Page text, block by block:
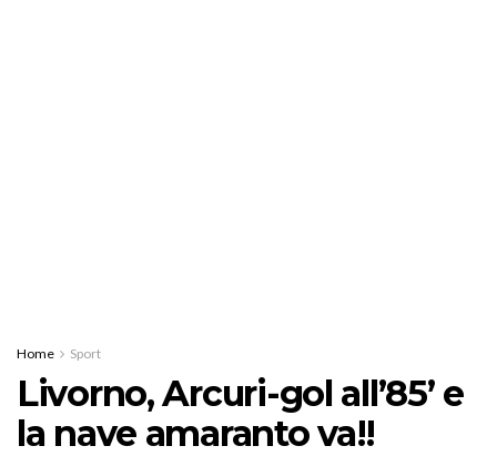
Home Sport
Livorno, Arcuri-gol all’85’ e
la nave amaranto va!!